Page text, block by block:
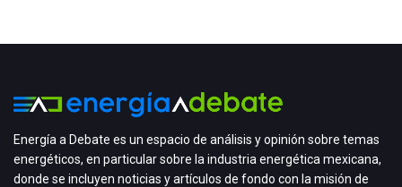
Energía a Debate es un espacio de análisis y opinión sobre temas
energéticos, en particular sobre la industria energética mexicana,
donde se incluyen noticias y artículos de fondo con la misión de